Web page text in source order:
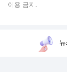
이용 금지.